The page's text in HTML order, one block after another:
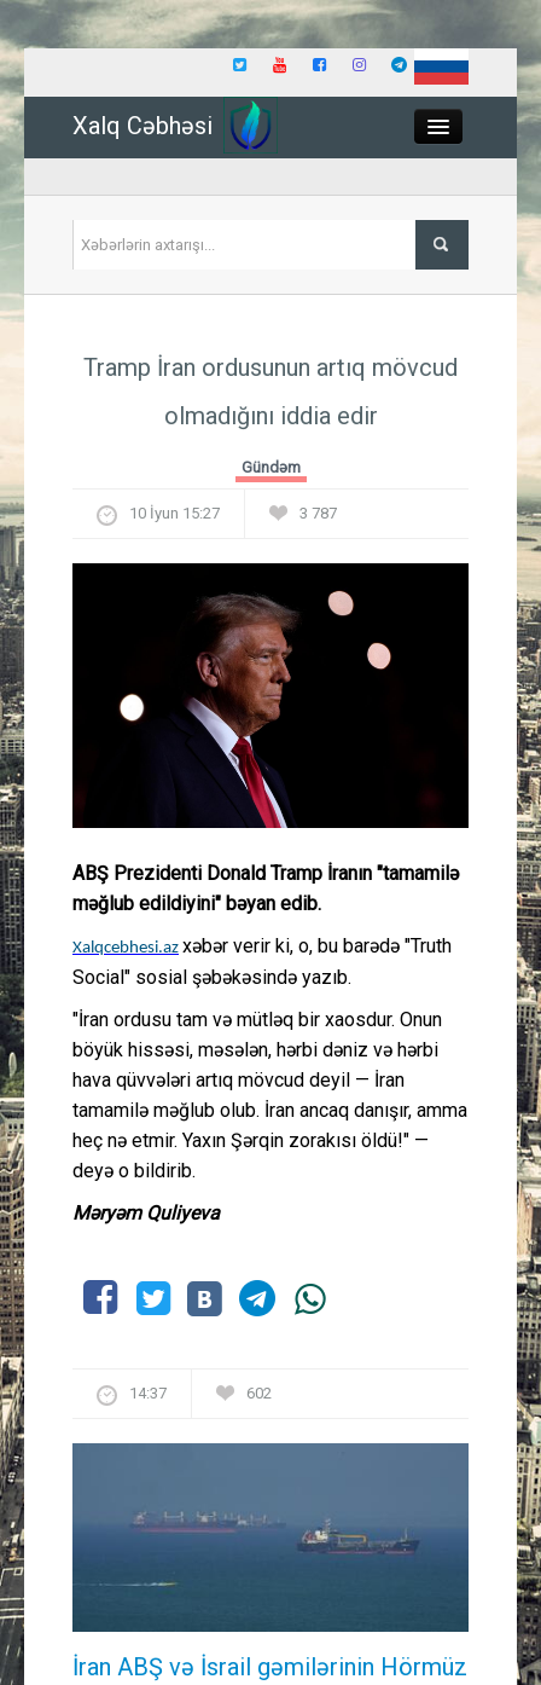
Xalq Cəbhəsi
İqtisadiyyat
Güney Azərbaycan
Gündəm
Cəmiyyət
Tramp İran ordusunun artıq mövcud
olmadığını iddia edir
Gündəm
10 İyun 15:27 3 787
ABŞ Prezidenti Donald Tramp İranın "tamamilə
məğlub edildiyini" bəyan edib.
Xalqcebhesi.az xəbər verir ki, o, bu barədə "Truth
Social" sosial şəbəkəsində yazıb.
"İran ordusu tam və mütləq bir xaosdur. Onun
böyük hissəsi, məsələn, hərbi dəniz və hərbi
hava qüvvələri artıq mövcud deyil — İran
tamamilə məğlub olub. İran ancaq danışır, amma
heç nə etmir. Yaxın Şərqin zorakısı öldü!" —
deyə o bildirib.
Məryəm Quliyeva
14:37 602
İran ABŞ və İsrail gəmilərinin Hörmüz